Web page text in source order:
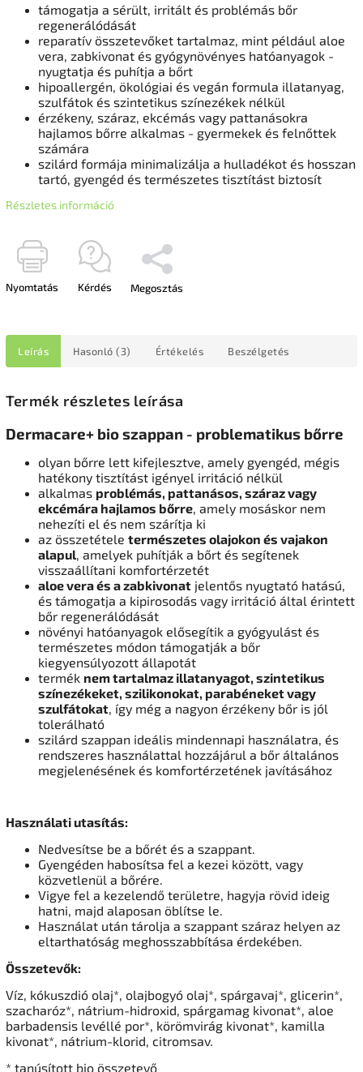
támogatja a sérült, irritált és problémás bőr
regenerálódását
reparatív összetevőket tartalmaz, mint például aloe
vera, zabkivonat és gyógynövényes hatóanyagok -
nyugtatja és puhítja a bőrt
hipoallergén, ökológiai és vegán formula illatanyag,
szulfátok és szintetikus színezékek nélkül
érzékeny, száraz, ekcémás vagy pattanásokra
hajlamos bőrre alkalmas - gyermekek és felnőttek
számára
szilárd formája minimalizálja a hulladékot és hosszan
tartó, gyengéd és természetes tisztítást biztosít
Részletes információ
Nyomtatás Kérdés Megosztás
Leírás Hasonló (3) Értékelés Beszélgetés
Termék részletes leírása
Dermacare+ bio szappan - problematikus bőrre
olyan bőrre lett kifejlesztve, amely gyengéd, mégis
hatékony tisztítást igényel irritáció nélkül
alkalmas problémás, pattanásos, száraz vagy
ekcémára hajlamos bőrre, amely mosáskor nem
nehezíti el és nem szárítja ki
az összetétele természetes olajokon és vajakon
alapul, amelyek puhítják a bőrt és segítenek
visszaállítani komfortérzetét
aloe vera és a zabkivonat jelentős nyugtató hatású,
és támogatja a kipirosodás vagy irritáció által érintett
bőr regenerálódását
növényi hatóanyagok elősegítik a gyógyulást és
természetes módon támogatják a bőr
kiegyensúlyozott állapotát
termék nem tartalmaz illatanyagot, szintetikus
színezékeket, szilikonokat, parabéneket vagy
szulfátokat, így még a nagyon érzékeny bőr is jól
tolerálható
szilárd szappan ideális mindennapi használatra, és
rendszeres használattal hozzájárul a bőr általános
megjelenésének és komfortérzetének javításához
Használati utasítás:
Nedvesítse be a bőrét és a szappant.
Gyengéden habosítsa fel a kezei között, vagy
közvetlenül a bőrére.
Vigye fel a kezelendő területre, hagyja rövid ideig
hatni, majd alaposan öblítse le.
Használat után tárolja a szappant száraz helyen az
eltarthatóság meghosszabbítása érdekében.
Összetevők:
Víz, kókuszdió olaj*, olajbogyó olaj*, spárgavaj*, glicerin*,
szacharóz*, nátrium-hidroxid, spárgamag kivonat*, aloe
barbadensis levéllé por*, körömvirág kivonat*, kamilla
kivonat*, nátrium-klorid, citromsav.
* tanúsított bio összetevő